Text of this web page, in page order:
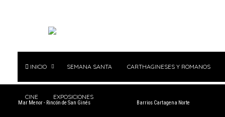
INICIO SEMANA SANTA CARTHAGINESES Y ROMANOS
CINE EXPOSICIONES
Mar Menor - Rincón de San Ginés Barrios Cartagena Norte